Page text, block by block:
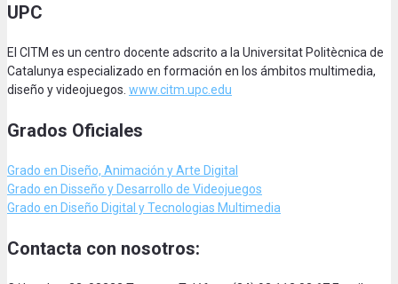
UPC
El CITM es un centro docente adscrito a la Universitat Politècnica de
Catalunya especializado en formación en los ámbitos multimedia,
diseño y videojuegos. www.citm.upc.edu
Grados Oficiales
Grado en Diseño, Animación y Arte Digital
Grado en Disseño y Desarrollo de Videojuegos
Grado en Diseño Digital y Tecnologias Multimedia
Contacta con nosotros: